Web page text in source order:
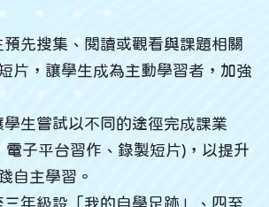
先搜集、閱讀或觀看與課題相關
片，讓學生成為主動學習者，加強
生嘗試以不同的途徑完成課業
電子平台習作、錄製短片)，以提升
自主學習。
年級設「我的自學足跡」、四至